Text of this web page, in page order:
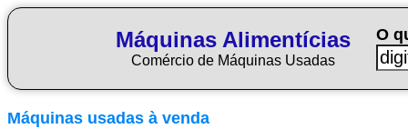
Máquinas Alimentícias
Comércio de Máquinas Usadas
O
Máquinas usadas à venda